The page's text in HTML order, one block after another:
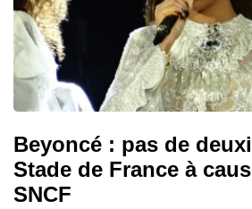
Beyoncé : pas de
Stade de France à
SNCF